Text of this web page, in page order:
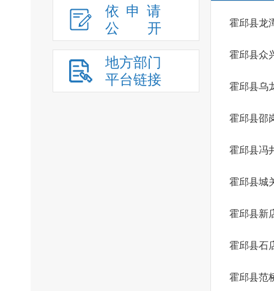
依申请
公
开
地方部门
平台链接
霍邱县龙
霍邱县众
霍邱县乌
霍邱县邵
霍邱县冯
霍邱县城
霍邱县新
霍邱县石
霍邱县范